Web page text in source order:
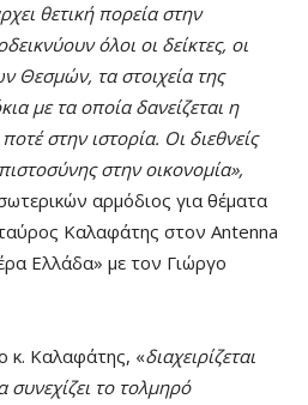
θετική πορεία στην
όλοι οι δείκτες, οι
Θεσμών, τα στοιχεία της
με τα οποία δανείζεται η
στην ιστορία. Οι διεθνείς
στην οικονομία»,
αρμόδιος για θέματα
Καλαφάτης στον Antenna
Ελλάδα» με τον Γιώργο
κ. Καλαφάτης, «διαχειρίζεται
συνεχίζει το τολμηρό